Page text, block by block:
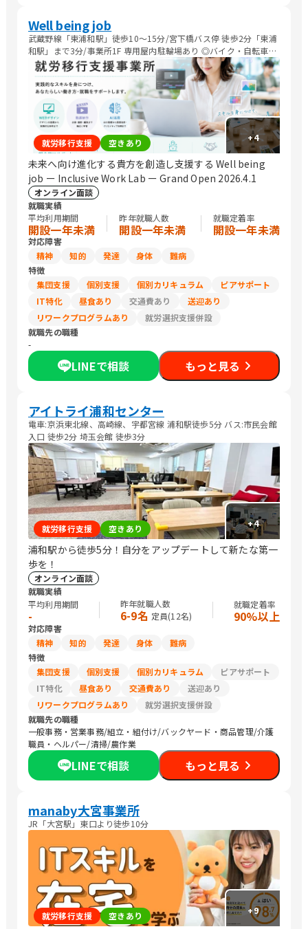
Well being job
武蔵野線「東浦和駅」徒歩10～15分/宮下橋バス停 徒歩2分「東浦
和駅」まで3分/事業所1F 専用屋内駐輪場あり ◎バイク・自転車等
による通所可
+4
就労移行支援 空きあり
未来へ向け進化する貴方を創造し支援する Well being
job ー Inclusive Work Lab ー Grand Open 2026.4.1
オンライン面談
就職実績
平均利用期間
開設一年未満
昨年就職人数
開設一年未満
就職定着率
開設一年未満
対応障害
精神
知的 発達 身体
難病
特徴
集団支援
個別支援 個別カリキュラム
ピアサポート
IT特化
昼食あり 交通費あり
送迎あり
リワークプログラムあり
就労選択支援併設
就職先の職種
-
LINEで相談 もっと見る
アイトライ浦和センター
電車:京浜東北線、高崎線、宇都宮線 浦和駅徒歩5分 バス:市民会館
入口 徒歩2分 埼玉会館 徒歩3分
+4
就労移行支援 空きあり
浦和駅から徒歩5分！自分をアップデートして新たな第一
歩を！
オンライン面談
就職実績
平均利用期間
-
昨年就職人数
6-9名 定員(12名)
就職定着率
90%以上
対応障害
精神
知的 発達 身体
難病
特徴
集団支援
個別支援 個別カリキュラム
ピアサポート
IT特化
昼食あり 交通費あり
送迎あり
リワークプログラムあり
就労選択支援併設
就職先の職種
一般事務・営業事務/組立・組付け/バックヤード・商品管理/介護
職員・ヘルパー/清掃/農作業
LINEで相談 もっと見る
manaby大宮事業所
JR「大宮駅」東口より徒歩10分
+9
就労移行支援 空きあり